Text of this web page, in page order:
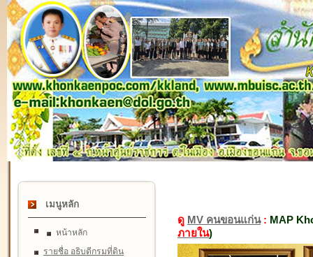
เมนูหลัก
หน้าหลัก
รายชื่อ อธิบดีกรมที่ดิน
ดู MV คนขอนแก่น: MAP
ภายใน)